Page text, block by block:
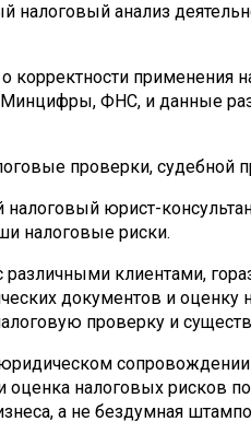
налоговый анализ
корректности применения
ФНС, и данные
проверки, судебной
налоговый юрист-
налоговые риски.
клиентами,
документов и оценку
проверку и
сопровождении
оценка налоговых рисков
а не бездумная